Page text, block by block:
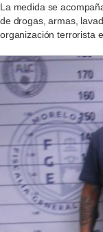
La medida se
de drogas, armas,
organización terrorista